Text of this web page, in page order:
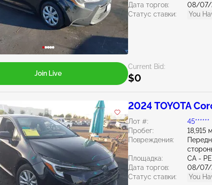
Дата торгов:
08/07/
Статус ставки:
You
Current Bid:
$0
Join Live
2024 TOYOTA
Лот #:
45******
Пробег:
18,915
Повреждения:
Площадка:
CA -
Дата торгов:
08/07/
Статус ставки:
You